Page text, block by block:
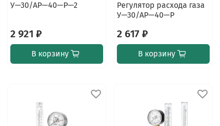
У—30/АР—40—Р—2
2 921 ₽
В корзину
Регулятор расхода газа
У—30/АР—40—Р
2 617 ₽
В корзину